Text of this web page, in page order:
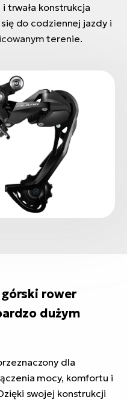
i trwała konstrukcja
do codziennej jazdy i
terenie.
górski rower
dużym
dla
mocy, komfortu i
swojej konstrukcji